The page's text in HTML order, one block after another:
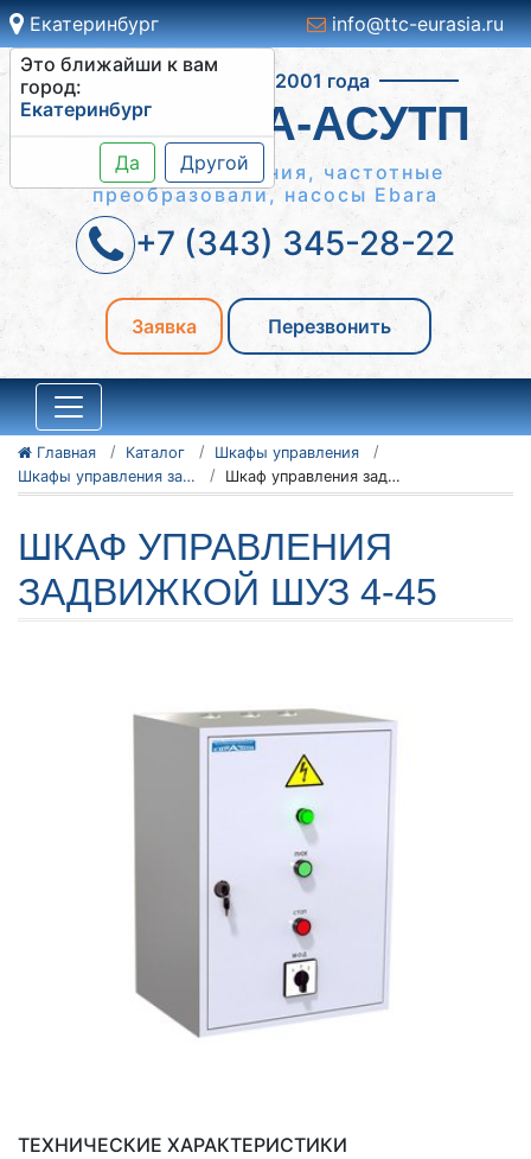
Екатеринбург
Это ближайши к вам
город:
Екатеринбург
Да Другой
info@ttc-eurasia.ru
Работаем с 2001 года
СИСТЕМА-АСУТП
Шкафы управления, частотные
преобразовали, насосы Ebara
+7 (343) 345-28-22
Заявка Перезвонить
Главная Каталог
Шкафы управления
Шкафы управления задвижками ШУЗ
Шкаф управления задвижкой ШУЗ 4-45
ШКАФ УПРАВЛЕНИЯ
ЗАДВИЖКОЙ ШУЗ 4-45
ТЕХНИЧЕСКИЕ ХАРАКТЕРИСТИКИ